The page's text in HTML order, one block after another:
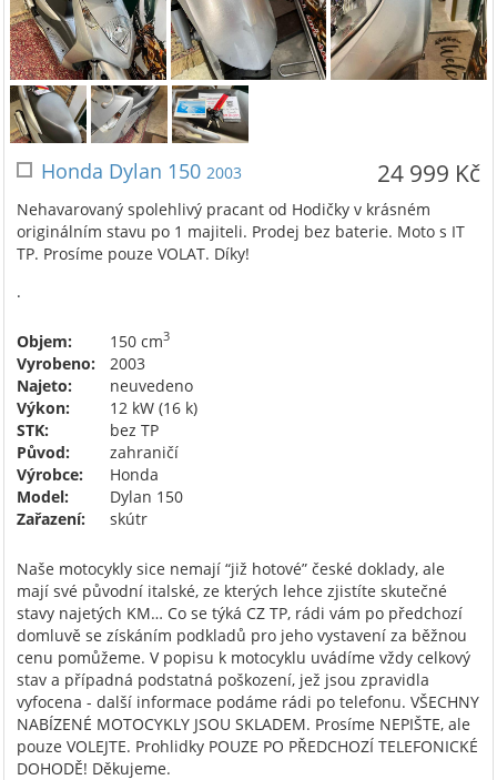
24 999 Kč
Honda Dylan 150 2003
Nehavarovaný spolehlivý pracant od Hodičky v krásném
originálním stavu po 1 majiteli. Prodej bez baterie. Moto s IT
TP. Prosíme pouze VOLAT. Díky!
.
Objem: 150 cm3
Vyrobeno:
2003
Najeto:
neuvedeno
Výkon:
12 kW (16 k)
STK:
bez TP
Původ:
zahraničí
Výrobce:
Honda
Model:
Dylan 150
Zařazení:
skútr
Naše motocykly sice nemají “již hotové” české doklady, ale
mají své původní italské, ze kterých lehce zjistíte skutečné
stavy najetých KM… Co se týká CZ TP, rádi vám po předchozí
domluvě se získáním podkladů pro jeho vystavení za běžnou
cenu pomůžeme. V popisu k motocyklu uvádíme vždy celkový
stav a případná podstatná poškození, jež jsou zpravidla
vyfocena - další informace podáme rádi po telefonu. VŠECHNY
NABÍZENÉ MOTOCYKLY JSOU SKLADEM. Prosíme NEPIŠTE, ale
pouze VOLEJTE. Prohlidky POUZE PO PŘEDCHOZÍ TELEFONICKÉ
DOHODĚ! Děkujeme.